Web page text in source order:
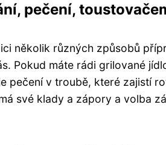
pečení,
několik různých způsobů
Pokud máte rádi grilované
pečení v troubě, které zajistí
své klady a zápory a volba